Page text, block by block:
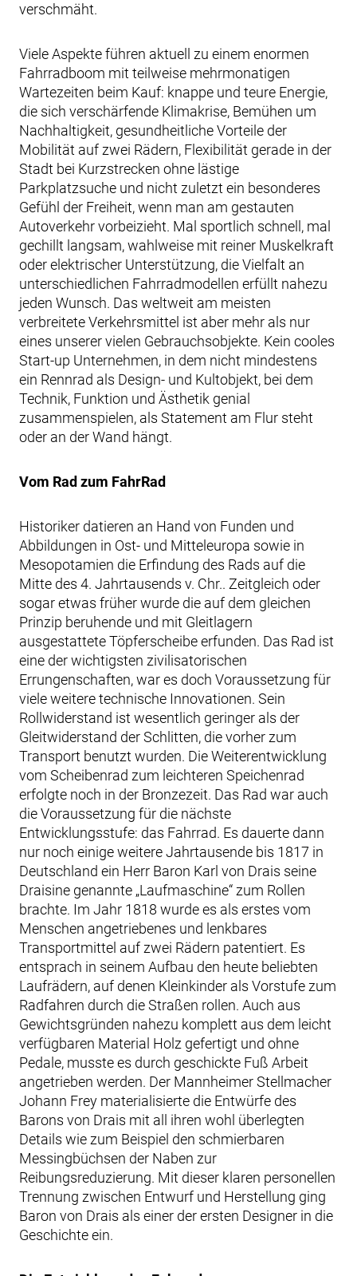
verschmäht.
Viele Aspekte führen aktuell zu einem enormen
Fahrradboom mit teilweise mehrmonatigen
Wartezeiten beim Kauf: knappe und teure Energie,
die sich verschärfende Klimakrise, Bemühen um
Nachhaltigkeit, gesundheitliche Vorteile der
Mobilität auf zwei Rädern, Flexibilität gerade in der
Stadt bei Kurzstrecken ohne lästige
Parkplatzsuche und nicht zuletzt ein besonderes
Gefühl der Freiheit, wenn man am gestauten
Autoverkehr vorbeizieht. Mal sportlich schnell, mal
gechillt langsam, wahlweise mit reiner Muskelkraft
oder elektrischer Unterstützung, die Vielfalt an
unterschiedlichen Fahrradmodellen erfüllt nahezu
jeden Wunsch. Das weltweit am meisten
verbreitete Verkehrsmittel ist aber mehr als nur
eines unserer vielen Gebrauchsobjekte. Kein cooles
Start-up Unternehmen, in dem nicht mindestens
ein Rennrad als Design- und Kultobjekt, bei dem
Technik, Funktion und Ästhetik genial
zusammenspielen, als Statement am Flur steht
oder an der Wand hängt.
Vom Rad zum FahrRad
Historiker datieren an Hand von Funden und
Abbildungen in Ost- und Mitteleuropa sowie in
Mesopotamien die Erfindung des Rads auf die
Mitte des 4. Jahrtausends v. Chr.. Zeitgleich oder
sogar etwas früher wurde die auf dem gleichen
Prinzip beruhende und mit Gleitlagern
ausgestattete Töpferscheibe erfunden. Das Rad ist
eine der wichtigsten zivilisatorischen
Errungenschaften, war es doch Voraussetzung für
viele weitere technische Innovationen. Sein
Rollwiderstand ist wesentlich geringer als der
Gleitwiderstand der Schlitten, die vorher zum
Transport benutzt wurden. Die Weiterentwicklung
vom Scheibenrad zum leichteren Speichenrad
erfolgte noch in der Bronzezeit. Das Rad war auch
die Voraussetzung für die nächste
Entwicklungsstufe: das Fahrrad. Es dauerte dann
nur noch einige weitere Jahrtausende bis 1817 in
Deutschland ein Herr Baron Karl von Drais seine
Draisine genannte „Laufmaschine“ zum Rollen
brachte. Im Jahr 1818 wurde es als erstes vom
Menschen angetriebenes und lenkbares
Transportmittel auf zwei Rädern patentiert. Es
entsprach in seinem Aufbau den heute beliebten
Laufrädern, auf denen Kleinkinder als Vorstufe zum
Radfahren durch die Straßen rollen. Auch aus
Gewichtsgründen nahezu komplett aus dem leicht
verfügbaren Material Holz gefertigt und ohne
Pedale, musste es durch geschickte Fuß Arbeit
angetrieben werden. Der Mannheimer Stellmacher
Johann Frey materialisierte die Entwürfe des
Barons von Drais mit all ihren wohl überlegten
Details wie zum Beispiel den schmierbaren
Messingbüchsen der Naben zur
Reibungsreduzierung. Mit dieser klaren personellen
Trennung zwischen Entwurf und Herstellung ging
Baron von Drais als einer der ersten Designer in die
Geschichte ein.